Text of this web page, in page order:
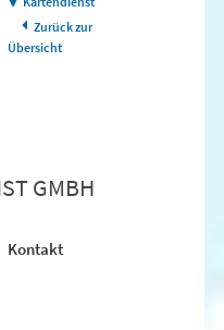
Zurück zur
Übersicht
GMBH
Kontakt